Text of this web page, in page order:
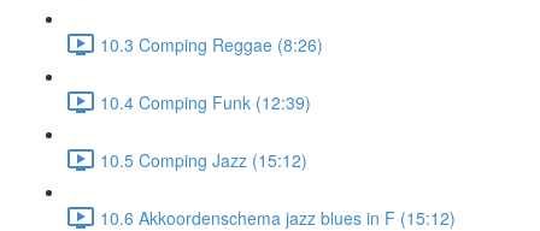
10.3 Comping Reggae (8:26)
10.4 Comping Funk (12:39)
10.5 Comping Jazz (15:12)
10.6 Akkoordenschema jazz blues in F (15:12)